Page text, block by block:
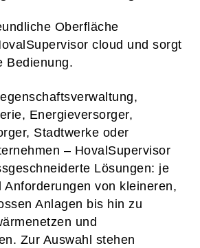
Oberfläche
cloud und sorgt
Bedienung.
Energieversorger,
Stadtwerke oder
– HovalSupervisor
Lösungen: je
Anforderungen von kleineren,
Anlagen bis hin zu
und
Zur Auswahl stehen